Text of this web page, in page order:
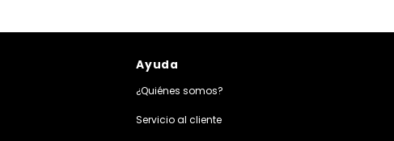
Ayuda
¿Quiénes somos?
Servicio al cliente